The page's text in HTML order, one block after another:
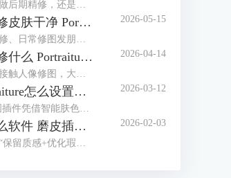
人像修图怎么修皮肤干净 Portraiture怎么修人像脸部五官 2026-05-15
人像修图主要修什么 Portraiture插件怎么用 2026-04-14
磨皮插件Portraiture怎么设置数值 Portraiture怎么保存预设 2026-03-12
修人像图用什么软件 磨皮插件Portraiture怎么用 2026-02-03